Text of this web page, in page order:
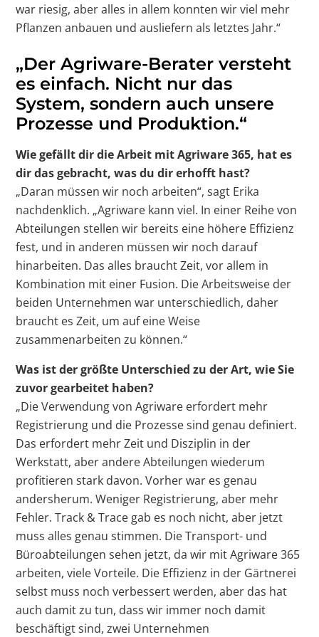
war riesig, aber alles in allem konnten wir viel mehr
Pflanzen anbauen und ausliefern als letztes Jahr.“
„Der Agriware-Berater versteht
es einfach. Nicht nur das
System, sondern auch unsere
Prozesse und Produktion.“
Wie gefällt dir die Arbeit mit Agriware 365, hat es
dir das gebracht, was du dir erhofft hast?
„Daran müssen wir noch arbeiten“, sagt Erika
nachdenklich. „Agriware kann viel. In einer Reihe von
Abteilungen stellen wir bereits eine höhere Effizienz
fest, und in anderen müssen wir noch darauf
hinarbeiten. Das alles braucht Zeit, vor allem in
Kombination mit einer Fusion. Die Arbeitsweise der
beiden Unternehmen war unterschiedlich, daher
braucht es Zeit, um auf eine Weise
zusammenarbeiten zu können.“
Was ist der größte Unterschied zu der Art, wie Sie
zuvor gearbeitet haben?
„Die Verwendung von Agriware erfordert mehr
Registrierung und die Prozesse sind genau definiert.
Das erfordert mehr Zeit und Disziplin in der
Werkstatt, aber andere Abteilungen wiederum
profitieren stark davon. Vorher war es genau
andersherum. Weniger Registrierung, aber mehr
Fehler. Track & Trace gab es noch nicht, aber jetzt
muss alles genau stimmen. Die Transport- und
Büroabteilungen sehen jetzt, da wir mit Agriware 365
arbeiten, viele Vorteile. Die Effizienz in der Gärtnerei
selbst muss noch verbessert werden, aber das hat
auch damit zu tun, dass wir immer noch damit
beschäftigt sind, zwei Unternehmen